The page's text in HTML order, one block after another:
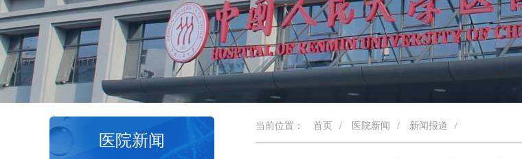
医院新闻
当前位置： 首页 / 医院新闻 / 新闻报道 /